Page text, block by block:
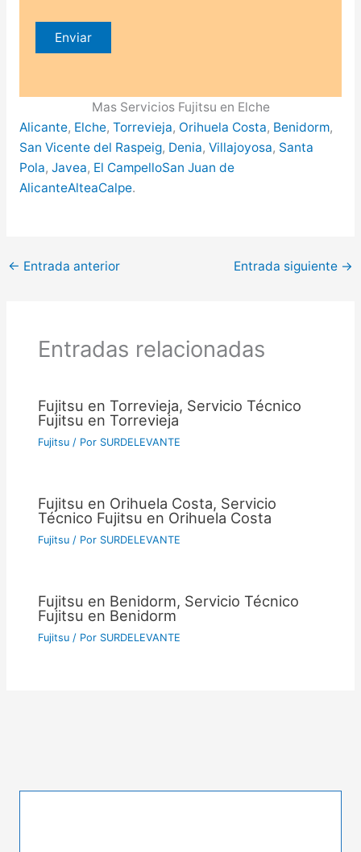
Mas Servicios Fujitsu en Elche
Alicante, Elche, Torrevieja, Orihuela Costa, Benidorm,
San Vicente del Raspeig, Denia, Villajoyosa, Santa
Pola, Javea, El CampelloSan Juan de
AlicanteAlteaCalpe.
← Entrada anterior Entrada siguiente →
Entradas relacionadas
Fujitsu en Torrevieja, Servicio Técnico
Fujitsu en Torrevieja
Fujitsu / Por SURDELEVANTE
Fujitsu en Orihuela Costa, Servicio
Técnico Fujitsu en Orihuela Costa
Fujitsu / Por SURDELEVANTE
Fujitsu en Benidorm, Servicio Técnico
Fujitsu en Benidorm
Fujitsu / Por SURDELEVANTE